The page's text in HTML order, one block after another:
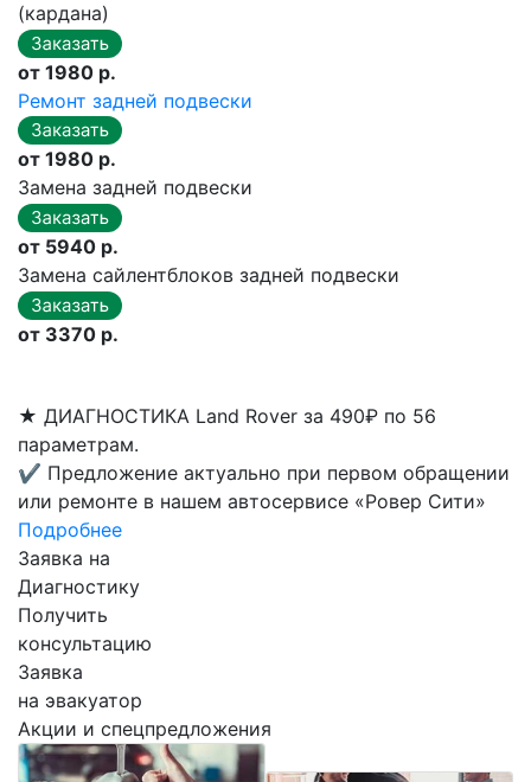
(кардана)
от 1980 р.
Ремонт задней подвески
от 1980 р.
Замена задней подвески
от 5940 р.
Замена сайлентблоков задней подвески
от 3370 р.
★ ДИАГНОСТИКА Land Rover за 490₽ по 56
параметрам.
✔ Предложение актуально при первом обращении
или ремонте в нашем автосервисе «Ровер Сити»
Подробнее
Заявка на
Диагностику
Получить
консультацию
Заявка
на эвакуатор
Акции и спецпредложения